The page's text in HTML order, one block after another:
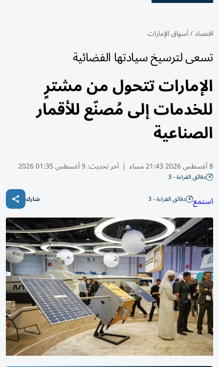
اقتصاد/أسواق الإمارات
تسعى لترسيخ سيادتها الفضائية
الإمارات تتحول من مشترٍ
للخدمات إلى مُصنّع للأقمار
الصناعية
8 أغسطس 2026 21:43 مساء | آخر تحديث:9 أغسطس 01:35 2026
دقائق القراءة - 3
استمع دقائق القراءة - 3 شارك